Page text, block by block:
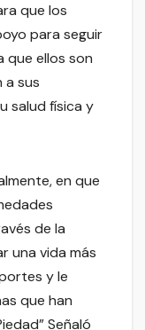
que los
para seguir
que ellos son
a sus
salud física y
en que
de la
una vida más
y le
que han
Señaló